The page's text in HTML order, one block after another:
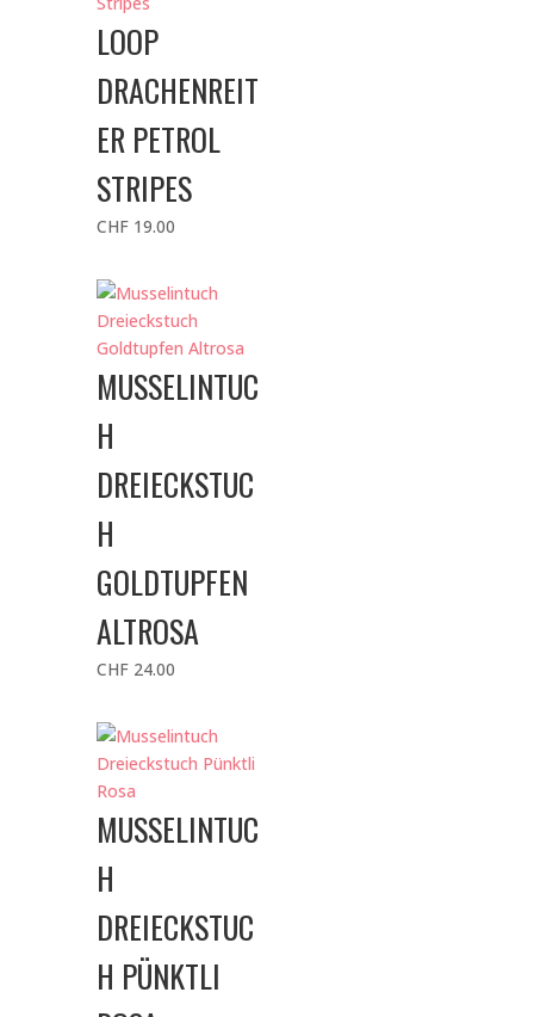
LOOP
DRACHENREIT
ER PETROL
STRIPES
CHF19.00
MUSSELINTUC
H
DREIECKSTUC
H
GOLDTUPFEN
ALTROSA
CHF24.00
MUSSELINTUC
H
DREIECKSTUC
H PÜNKTLI